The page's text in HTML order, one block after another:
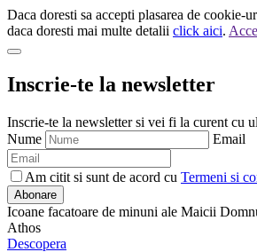
Daca doresti sa accepti plasarea de cookie-
daca doresti mai multe detalii click aici.
Inscrie-te la newsletter
Inscrie-te la newsletter si vei fi la curent cu
Nume
Email
Am citit si sunt de acord cu Termeni si
Abonare
Icoane facatoare de minuni ale Maicii
Athos
Descopera